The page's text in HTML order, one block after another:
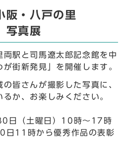
・八戸の里
写真展
駅と司馬遼太郎記念館を中
街新発見」を開催します。
皆さんが撮影した写真に、
るか、お楽しみください。
日（土曜日）10時～17時
11時から優秀作品の表彰